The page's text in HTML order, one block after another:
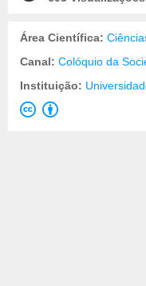
Área Científica:
Canal: Colóquio da
Instituição: